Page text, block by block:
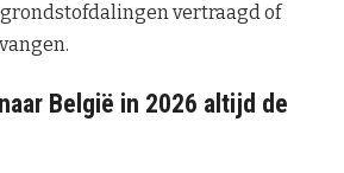
vertraagd of
België in 2026 altijd de